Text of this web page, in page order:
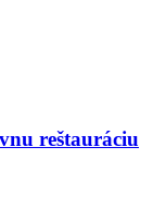
reštauráciu